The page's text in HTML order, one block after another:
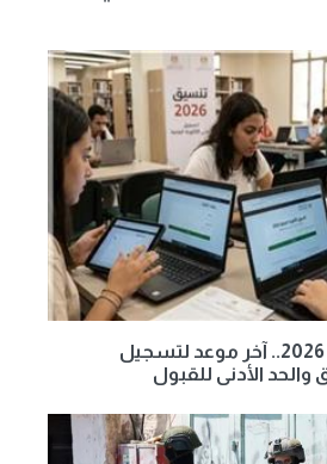
تنسيق المرحلة الأولى 2026.. آخر موعد لتسجيل
والحد الأدنى للقبول